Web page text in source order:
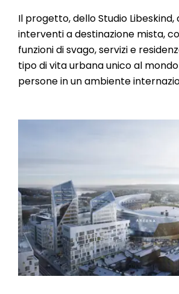
Il progetto, dello Studio
interventi a destinazione mista,
funzioni di svago, servizi e
tipo di vita urbana unico al
persone in un ambiente